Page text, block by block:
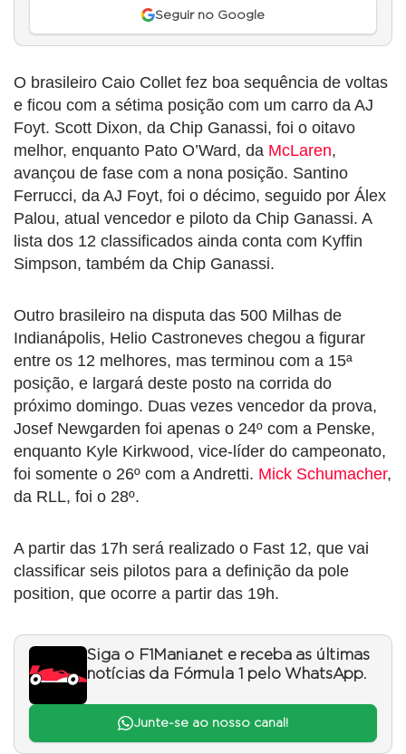
Seguir no Google
O brasileiro Caio Collet fez boa sequência de voltas
e ficou com a sétima posição com um carro da AJ
Foyt. Scott Dixon, da Chip Ganassi, foi o oitavo
melhor, enquanto Pato O’Ward, da McLaren,
avançou de fase com a nona posição. Santino
Ferrucci, da AJ Foyt, foi o décimo, seguido por Álex
Palou, atual vencedor e piloto da Chip Ganassi. A
lista dos 12 classificados ainda conta com Kyffin
Simpson, também da Chip Ganassi.
Outro brasileiro na disputa das 500 Milhas de
Indianápolis, Helio Castroneves chegou a figurar
entre os 12 melhores, mas terminou com a 15ª
posição, e largará deste posto na corrida do
próximo domingo. Duas vezes vencedor da prova,
Josef Newgarden foi apenas o 24º com a Penske,
enquanto Kyle Kirkwood, vice-líder do campeonato,
foi somente o 26º com a Andretti. Mick Schumacher,
da RLL, foi o 28º.
A partir das 17h será realizado o Fast 12, que vai
classificar seis pilotos para a definição da pole
position, que ocorre a partir das 19h.
Siga o F1Mania.net e receba as últimas
notícias da Fórmula 1 pelo WhatsApp.
Junte-se ao nosso canal!